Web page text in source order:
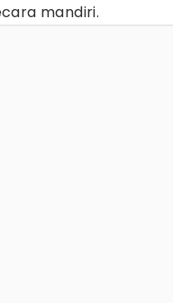
mandiri.